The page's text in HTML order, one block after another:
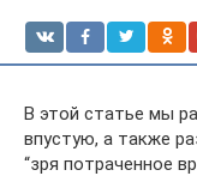
В этой статье мы
впустую, а также
“зря потраченное